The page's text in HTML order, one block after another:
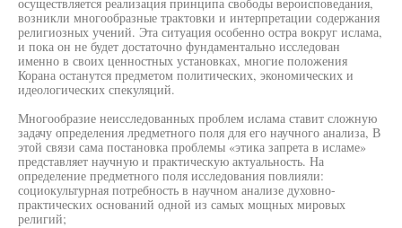
возникли многообразные трактовки и интерпретации содержания
религиозных учений. Эта ситуация особенно остра вокруг ислама,
и пока он не будет достаточно фундаментально исследован
именно в своих ценностных установках, многие положения
Корана останутся предметом политических, экономических и
идеологических спекуляций.
Многообразие неисследованных проблем ислама ставит сложную
задачу определения лредметного поля для его научного анализа, В
этой связи сама постановка проблемы «этика запрета в исламе»
представляет научную и практическую актуальность. На
определение предметного поля исследования повлияли:
социокультурная потребность в научном анализе духовно-
практических оснований одной из самых мощных мировых
религий;